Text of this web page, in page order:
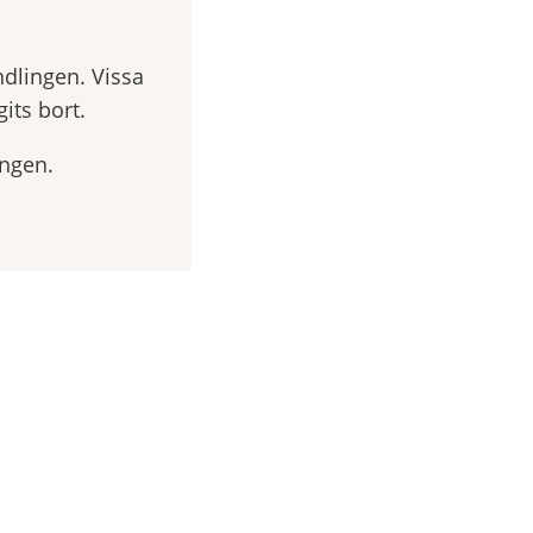
Vissa
bort.